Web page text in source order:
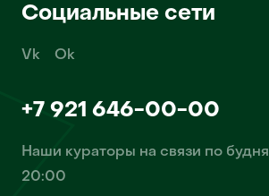
Социальные сети
Vk Ok
+7 921 646-00-00
Наши кураторы на связи по
20:00